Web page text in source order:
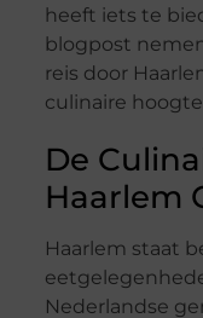
heeft iets te
blogpost
reis door
culinaire
De
Haarlem
Haarlem staat
Nederlandse